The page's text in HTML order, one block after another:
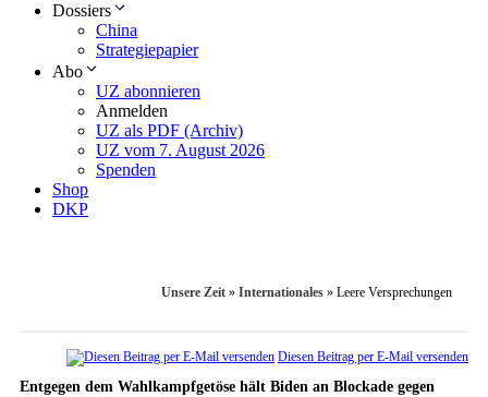
Dossiers
China
Strategiepapier
Abo
UZ abonnieren
Anmelden
UZ als PDF (Archiv)
UZ vom 7. August 2026
Spenden
Shop
DKP
Unsere Zeit » Internationales » Leere Versprechungen
Diesen Beitrag per E-Mail versenden
Entgegen dem Wahlkampfgetöse hält Biden an Blockade gegen